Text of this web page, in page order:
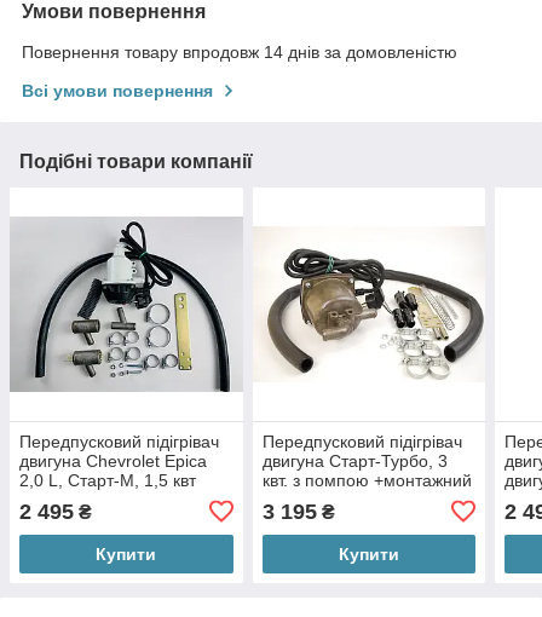
Умови повернення
Повернення товару впродовж 14 днів за домовленістю
Всі умови повернення
Подібні товари компанії
Передпусковий підігрівач
двигуна Chevrolet Epica
2,0 L, Старт-М, 1,5 квт
2 495 ₴
Купити
Передпусковий підігрівач
двигуна Старт-Турбо, 3
квт. з помпою +монтажний
3 195₴
Купити
2